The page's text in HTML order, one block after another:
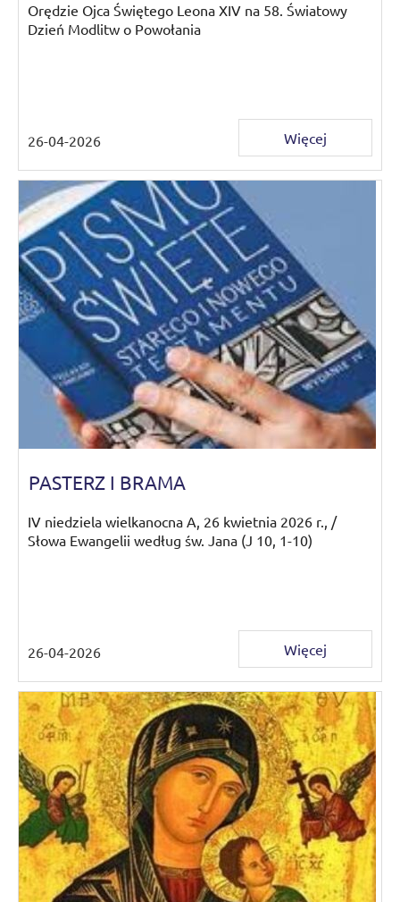
Orędzie Ojca Świętego Leona XIV na 58. Światowy
Dzień Modlitw o Powołania
26-04-2026 Więcej
PASTERZ I BRAMA
IV niedziela wielkanocna A, 26 kwietnia 2026 r., /
Słowa Ewangelii według św. Jana (J 10, 1-10)
26-04-2026 Więcej